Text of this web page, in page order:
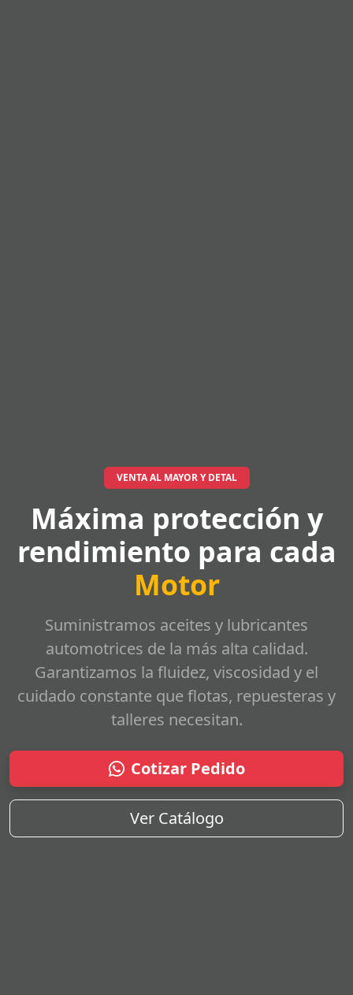
VENTA AL MAYOR Y DETAL
Máxima protección y
rendimiento para cada
Motor
Suministramos aceites y lubricantes
automotrices de la más alta calidad.
Garantizamos la fluidez, viscosidad y el
cuidado constante que flotas, repuesteras y
talleres necesitan.
Cotizar Pedido
Ver Catálogo